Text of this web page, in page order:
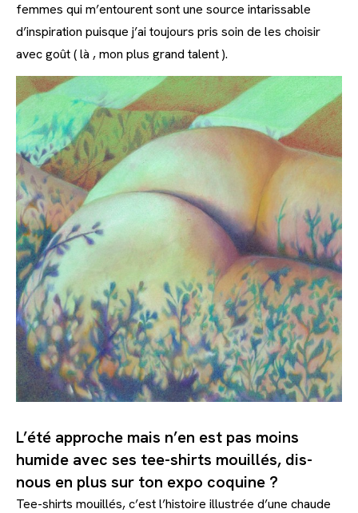
femmes qui m’entourent sont une source intarissable
d’inspiration puisque j’ai toujours pris soin de les choisir
avec goût ( là , mon plus grand talent ).
L’été approche mais n’en est pas moins
humide avec ses tee-shirts mouillés, dis-
nous en plus sur ton expo coquine ?
Tee-shirts mouillés, c’est l’histoire illustrée d’une chaude